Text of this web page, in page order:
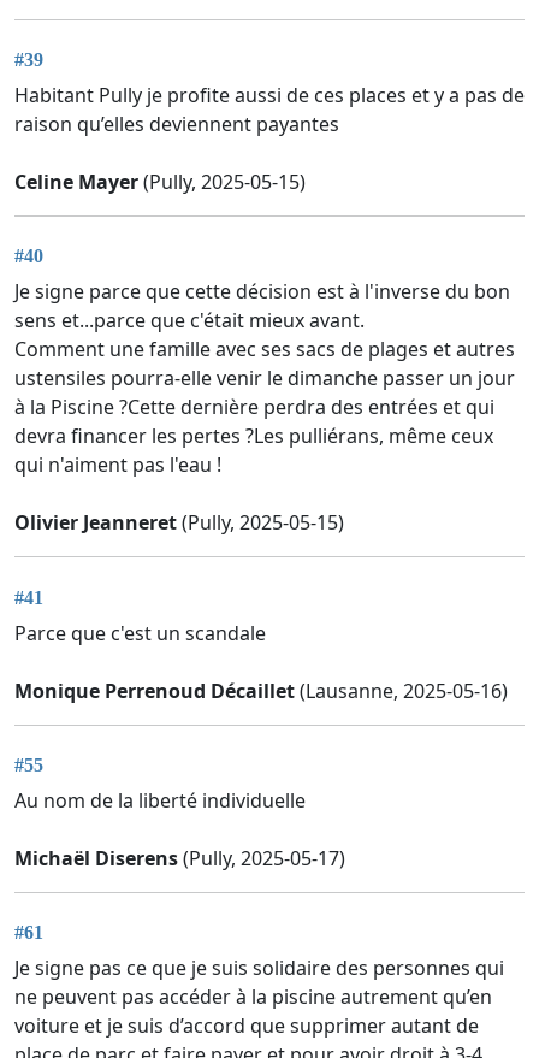
#39
Habitant Pully je profite aussi de ces places et y a pas de
raison qu’elles deviennent payantes
Celine Mayer(Pully, 2025-05-15)
#40
Je signe parce que cette décision est à l'inverse du bon
sens et...parce que c'était mieux avant.
Comment une famille avec ses sacs de plages et autres
ustensiles pourra-elle venir le dimanche passer un jour
à la Piscine ?Cette dernière perdra des entrées et qui
devra financer les pertes ?Les pulliérans, même ceux
qui n'aiment pas l'eau !
Olivier Jeanneret(Pully, 2025-05-15)
#41
Parce que c'est un scandale
Monique Perrenoud Décaillet(Lausanne, 2025-05-16)
#55
Au nom de la liberté individuelle
Michaël Diserens(Pully, 2025-05-17)
#61
Je signe pas ce que je suis solidaire des personnes qui
ne peuvent pas accéder à la piscine autrement qu’en
voiture et je suis d’accord que supprimer autant de